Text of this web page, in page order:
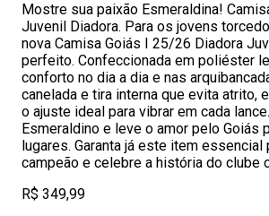
Mostre sua paixão Esmeraldina!
Juvenil Diadora. Para os jovens
nova Camisa Goiás I 25/26 Diadora
perfeito. Confeccionada em poliéster
conforto no dia a dia e nas
canelada e tira interna que evita atrito,
o ajuste ideal para vibrar em cada
Esmeraldino e leve o amor pelo Goiás
lugares. Garanta já este item essencial
campeão e celebre a história do clube
R$ 349,99